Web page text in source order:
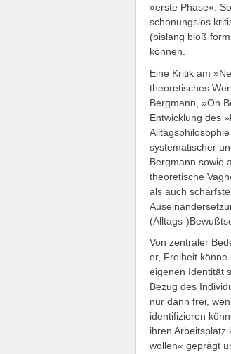
»erste Phase«.
schonungslos
(bislang bloß
können.
Eine Kritik am
theoretisches
Bergmann, »On
Entwicklung des
systematischer
Bergmann sowie
theoretische
als auch
(Alltags-
Von zentraler
er, Freiheit
eigenen Identität
Bezug des
nur dann frei,
identifizieren
ihren Arbeitsplatz
wollen« geprägt